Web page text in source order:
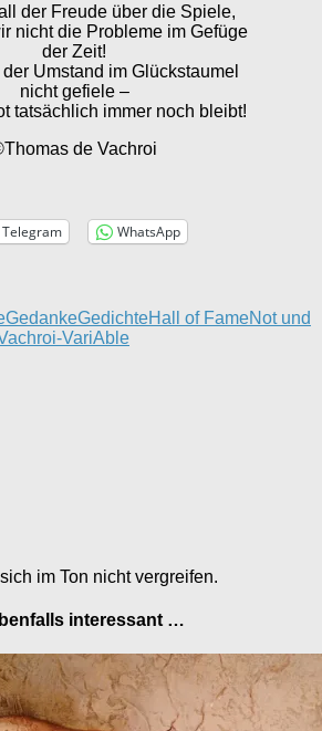
der Freude über die Spiele,
nicht die Probleme im Gefüge
der Zeit!
Umstand im Glückstaumel
nicht gefiele –
tatsächlich immer noch bleibt!
de Vachroi
Telegram WhatsApp
GedankeGedichteHall of FameNot und
VariAble
im Ton nicht vergreifen.
interessant …